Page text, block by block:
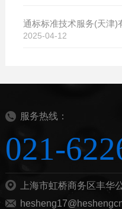
2025-04-12
服务热线：
021-
上海市虹桥商务区丰华